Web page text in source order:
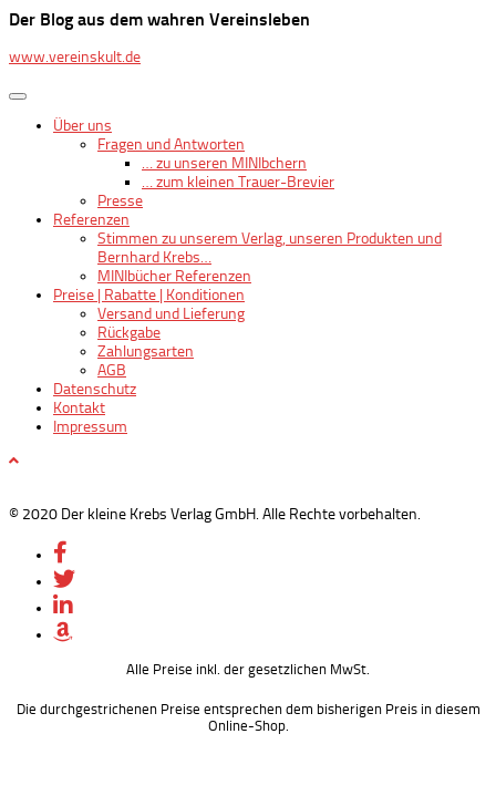
Der Blog aus dem wahren Vereinsleben
www.vereinskult.de
Über uns
Fragen und Antworten
… zu unseren MINIbchern
… zum kleinen Trauer-Brevier
Presse
Referenzen
Stimmen zu unserem Verlag, unseren Produkten und
Bernhard Krebs…
MINIbücher Referenzen
Preise | Rabatte | Konditionen
Versand und Lieferung
Rückgabe
Zahlungsarten
AGB
Datenschutz
Kontakt
Impressum
© 2020 Der kleine Krebs Verlag GmbH. Alle Rechte vorbehalten.
Alle Preise inkl. der gesetzlichen MwSt.
Die durchgestrichenen Preise entsprechen dem bisherigen Preis in diesem
Online-Shop.